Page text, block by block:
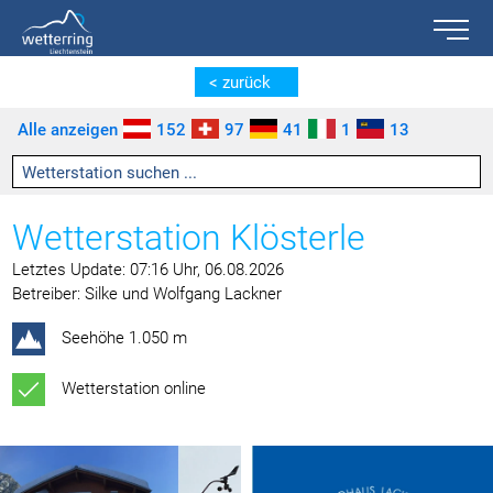
Zum Inhalt springen [AK + 0]
Zum linken senkrechten Seitenmenü springen [AK + 1]
Zum rechten senkrechten Seitenmenü springen [AK + 2]
Zu den Inhalten im Fußbereich springen [AK + 3]
Toggle
< zurück
Alle anzeigen 152 97 41 1 13
Wetterstation Klösterle
Letztes Update: 07:16 Uhr, 06.08.2026
Betreiber: Silke und Wolfgang Lackner
Seehöhe 1.050 m
Wetterstation online